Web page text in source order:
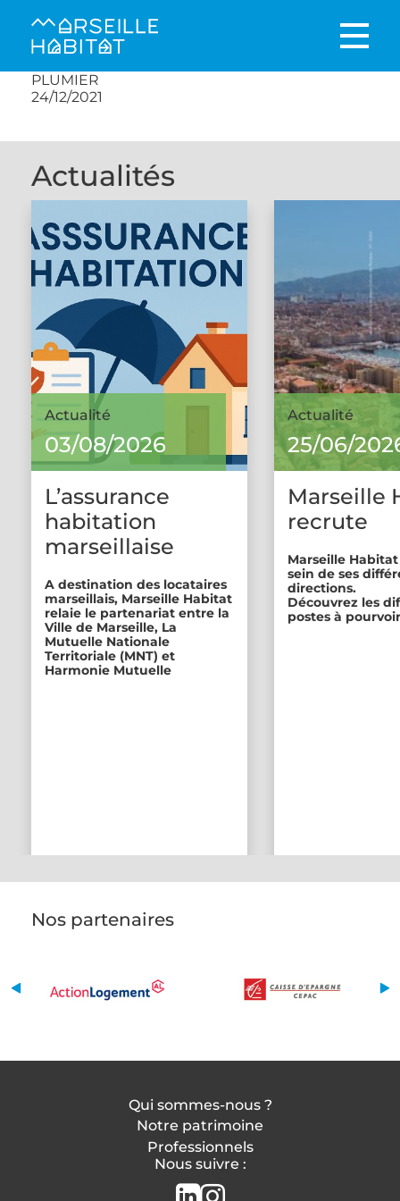
PLUMIER
24/12/2021
Actualités
Actualité
03/08/2026
L’assurance
habitation
marseillaise
A destination des locataires
marseillais, Marseille Habitat
relaie le partenariat entre la
Ville de Marseille, La
Mutuelle Nationale
Territoriale (MNT) et
Harmonie Mutuelle
Actualité
25/06/
Marseille
recrute
Marseille
sein de ses
directions.
Découvrez les
postes à
Nos partenaires
Qui sommes-nous ?
Notre patrimoine
Professionnels
Nous suivre :